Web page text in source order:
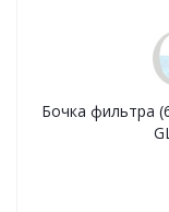
Бочка фильтра